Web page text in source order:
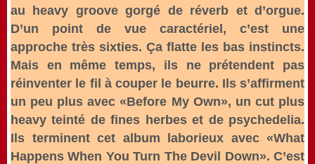
au heavy groove gorgé de réverb et d’orgue.
D’un point de vue caractériel, c’est une
approche très sixties. Ça flatte les bas instincts.
Mais en même temps, ils ne prétendent pas
réinventer le fil à couper le beurre. Ils s’affirment
un peu plus avec «Before My Own», un cut plus
heavy teinté de fines herbes et de psychedelia.
Ils terminent cet album laborieux avec «What
Happens When You Turn The Devil Down». C’est